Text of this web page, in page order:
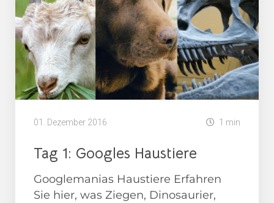
01. Dezember 2016 1 min
Tag 1: Googles Haustiere
Googlemanias Haustiere Erfahren
Sie hier, was Ziegen, Dinosaurier,